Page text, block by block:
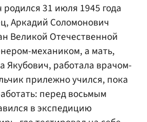
31 июля 1945 года
Аркадий Соломонович
Великой Отечественной
механиком, а мать,
Якубович, работала врачом-
прилежно учился, пока
перед восьмым
в экспедицию